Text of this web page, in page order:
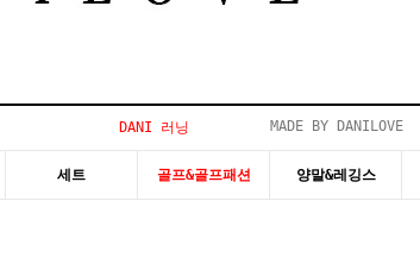
DANI 러닝 MADE BY DANILOVE
세트 골프&골프패션 양말&레깅스